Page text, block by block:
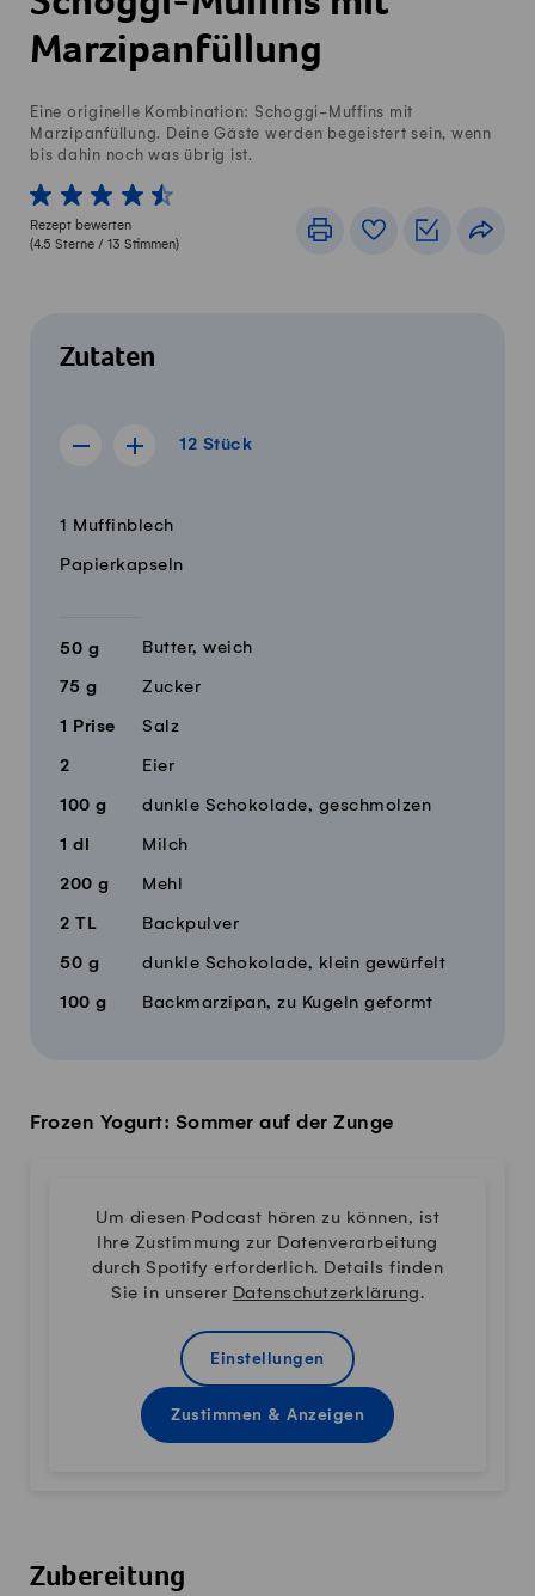
Marzipanfüllung
Eine originelle Kombination: Schoggi-Muffins mit
Marzipanfüllung. Deine Gäste werden begeistert sein, wenn
bis dahin noch was übrig ist.
1 von 5 Sterne
2 von 5 Sterne
3 von 5 Sterne
4 von 5 Sterne
5 von 5 Sterne
Rezept bewerten
(4.5 Sterne / 13 Stimmen)
DruckenRezeptbuch
Zutaten
Rezept für 11 Stück anzeigen
Rezept für 13 Stück anzeigen
12 Stück
MengeZutaten
1 Muffinblech
Papierkapseln
50 g Butter, weich
75 g Zucker
1 Prise Salz
2 Eier
100 g dunkle Schokolade, geschmolzen
1 dl Milch
200 g Mehl
2 TL Backpulver
50 g dunkle Schokolade, klein gewürfelt
100 g Backmarzipan, zu Kugeln geformt
Frozen Yogurt: Sommer auf der Zunge
Um diesen Podcast hören zu können, ist
Ihre Zustimmung zur Datenverarbeitung
durch Spotify erforderlich. Details finden
Sie in unserer Datenschutzerklärung.
Einstellungen
Zustimmen & Anzeigen
Zubereitung